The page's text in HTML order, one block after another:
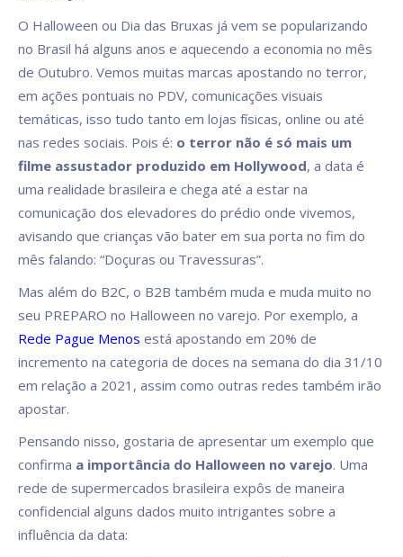
O Halloween ou Dia das Bruxas já vem se popularizando
no Brasil há alguns anos e aquecendo a economia no mês
de Outubro. Vemos muitas marcas apostando no terror,
em ações pontuais no PDV, comunicações visuais
temáticas, isso tudo tanto em lojas físicas, online ou até
nas redes sociais. Pois é: o terror não é só mais um
filme assustador produzido em Hollywood, a data é
uma realidade brasileira e chega até a estar na
comunicação dos elevadores do prédio onde vivemos,
avisando que crianças vão bater em sua porta no fim do
mês falando: “Doçuras ou Travessuras”.
Mas além do B2C, o B2B também muda e muda muito no
seu PREPARO no Halloween no varejo. Por exemplo, a
Rede Pague Menos está apostando em 20% de
incremento na categoria de doces na semana do dia 31/10
em relação a 2021, assim como outras redes também irão
apostar.
Pensando nisso, gostaria de apresentar um exemplo que
confirma a importância do Halloween no varejo. Uma
rede de supermercados brasileira expôs de maneira
confidencial alguns dados muito intrigantes sobre a
influência da data: